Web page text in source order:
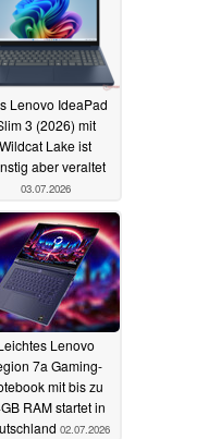
Lenovo IdeaPad
3 (2026) mit
Wildcat Lake ist
aber veraltet
03.07.2026
Lenovo
7a Gaming-
mit bis zu
RAM startet in
02.07.2026